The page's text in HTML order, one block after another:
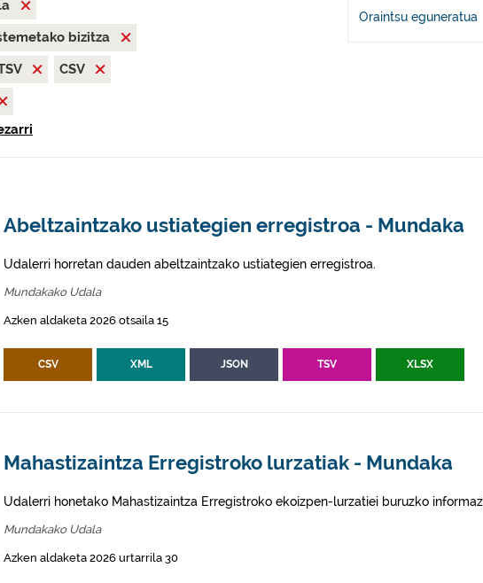
bizitza
CSV
Oraintsu eguneratua
Abeltzaintzako ustiategien erregistroa - Mundaka
Udalerri horretan dauden abeltzaintzako ustiategien erregistroa.
Mundakako Udala
Azken aldaketa 2026 otsaila 15
CSV XML JSON TSV XLSX
Mahastizaintza Erregistroko lurzatiak - Mundaka
Udalerri honetako Mahastizaintza Erregistroko ekoizpen-lurzatiei buruzko
Mundakako Udala
Azken aldaketa 2026 urtarrila 30